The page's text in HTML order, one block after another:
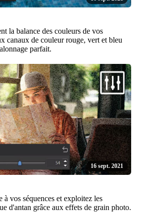
la balance des couleurs de vos
canaux de couleur rouge, vert et bleu
parfait.
16 sept. 2021
à vos séquences et exploitez les
d'antan grâce aux effets de grain photo.